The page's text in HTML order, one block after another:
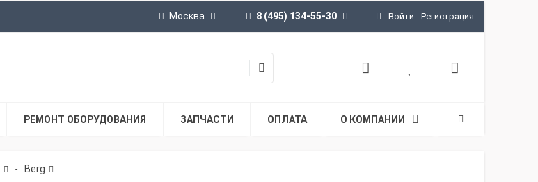
Москва 8 (495) 134-55-30 Войти Регистрация
РЕМОНТ ОБОРУДОВАНИЯ ЗАПЧАСТИ ОПЛАТА О КОМПАНИИ
- Berg